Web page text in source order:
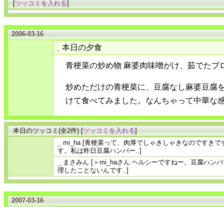
[ツッコミを入れる]
2006-03-16
本日の夕食
青梗菜の炒め物 麻婆肉味噌がけ、茹でた
炒めただけの青梗菜に、豆腐なし麻婆豆腐
けて食べてみました。なんちゃって中華な
本日のツッコミ(全2件) [ツッコミを入れる]
mi_ha [青梗菜って、肉厚でしゃきしゃきなのですき
す。私は昨日豆腐ハンバー..]
まさみん [＞mi_haさん ヘルシーですねー。豆腐ハン
理したことないんです..]
2007-03-16